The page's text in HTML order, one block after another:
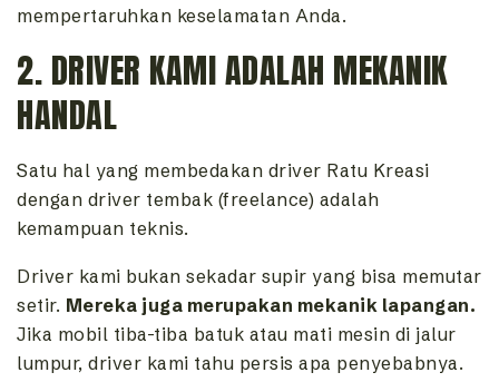
mempertaruhkan keselamatan Anda.
2. DRIVER KAMI ADALAH MEKANIK
HANDAL
Satu hal yang membedakan driver Ratu Kreasi
dengan driver tembak (freelance) adalah
kemampuan teknis.
Driver kami bukan sekadar supir yang bisa memutar
setir. Mereka juga merupakan mekanik lapangan.
Jika mobil tiba-tiba batuk atau mati mesin di jalur
lumpur, driver kami tahu persis apa penyebabnya.